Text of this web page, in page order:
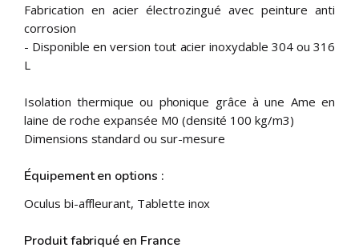
Fabrication en acier électrozingué avec peinture anti
corrosion
- Disponible en version tout acier inoxydable 304 ou 316
L
Isolation thermique ou phonique grâce à une Ame en
laine de roche expansée M0 (densité 100 kg/m3)
Dimensions standard ou sur-mesure
Équipement en options :
Oculus bi-affleurant, Tablette inox
Produit fabriqué en France